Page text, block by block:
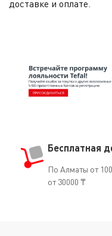
доставке и оплате.
Бесплатная
По Алматы от
от 30000 ₸